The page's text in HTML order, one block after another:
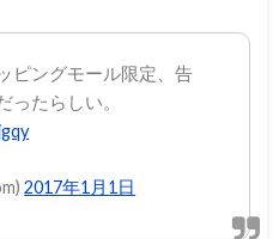
ピングモール限定、告
ったらしい。
2017年1月1日